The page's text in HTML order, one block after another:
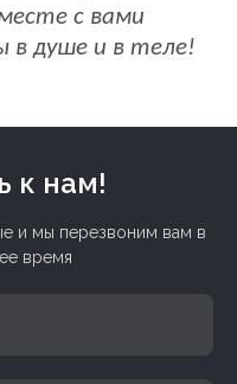
с вами
в душе и в теле!
к нам!
и мы перезвоним вам в
время